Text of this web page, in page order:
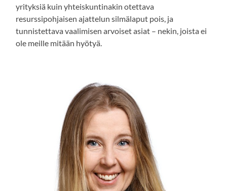
yrityksiä kuin yhteiskuntinakin otettava
resurssipohjaisen ajattelun silmälaput pois, ja
tunnistettava vaalimisen arvoiset asiat – nekin, joista ei
ole meille mitään hyötyä.